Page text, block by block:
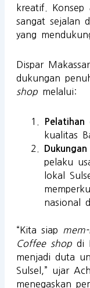
kreatif. Konsep
sangat sejalan
yang
Dispar
dukungan
shopmelalui:
Pelatihan
kualitas
pelaku
lokal
nasional
“Kita siap
Coffee shopdi
menjadi duta
Sulsel,” ujar
menegaskan